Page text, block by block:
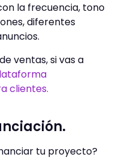
la frecuencia, tono
diferentes
ventas, si vas a
clientes.
tu proyecto?